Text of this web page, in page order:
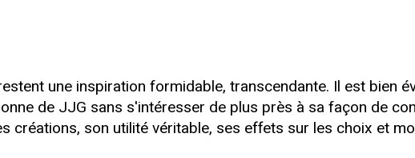
une inspiration formidable, transcendante. Il est bien
de JJG sans s'intéresser de plus près à sa façon de
créations, son utilité véritable, ses effets sur les choix et